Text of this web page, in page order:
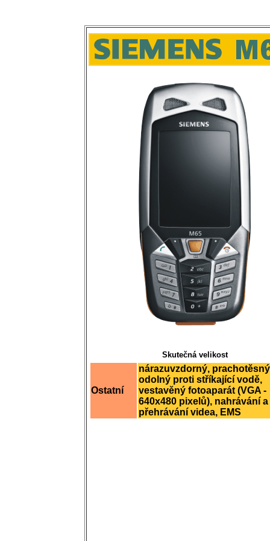
Skutečná velikost
Ostatní
nárazuvzdorný,
odolný proti stříkající vodě,
vestavěný fotoaparát (VGA -
640x480 pixelů), nahrávání a
přehrávání videa, EMS